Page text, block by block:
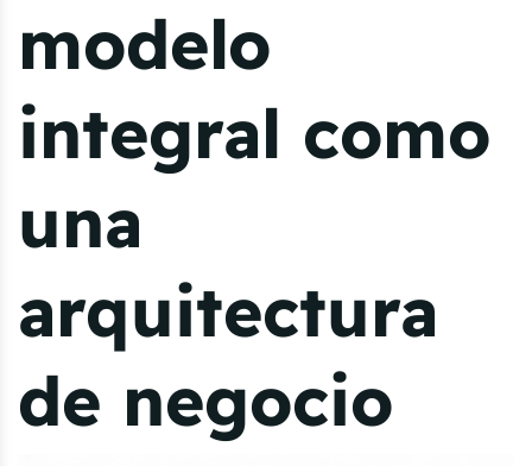
modelo
integral como
una
arquitectura
de negocio